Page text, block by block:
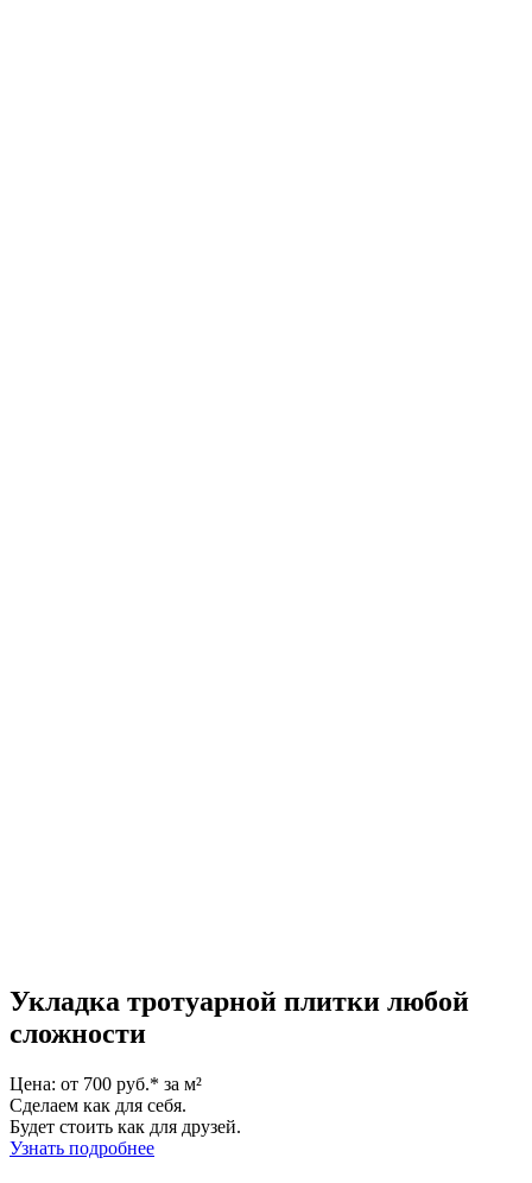
Укладка тротуарной плитки любой
сложности
Цена: от 700 руб.* за м²
Сделаем как для себя.
Будет стоить как для друзей.
Узнать подробнее